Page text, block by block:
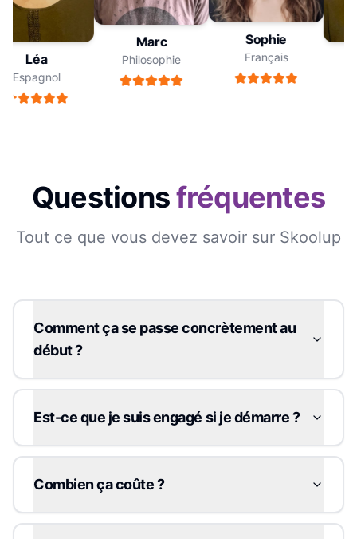
Léa
Espagnol
Marc
Philosophie
Sophie
Français
Questionsfréquentes
Tout ce que vous devez savoir sur Skoolup
Comment ça se passe concrètement au
début ?
Est-ce que je suis engagé si je démarre ?
Combien ça coûte ?